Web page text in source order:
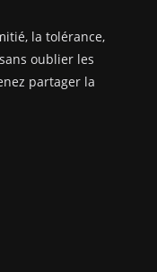
la tolérance,
oublier les
partager la